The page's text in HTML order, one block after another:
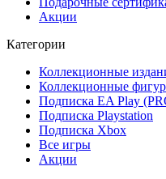
Акции
Категории
Коллекционные
Коллекционные
Подписка EA Play
Подписка Playstation
Подписка Xbox
Все игры
Акции